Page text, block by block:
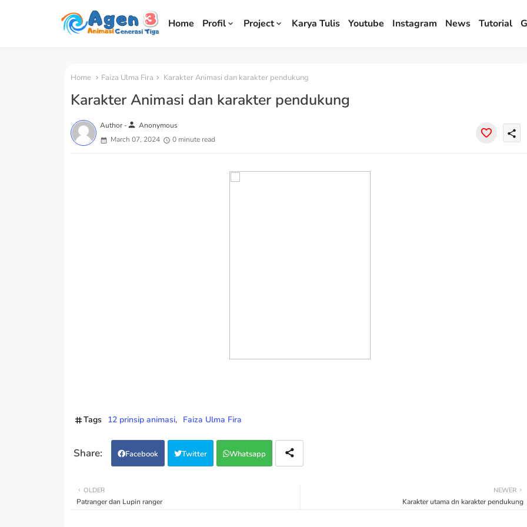
Home Profil Project Karya Tulis Youtube Instagram News Tutorial
Home Faiza Ulma Fira Karakter Animasi dan karakter pendukung
Karakter Animasi dan karakter pendukung
Author -person Anonymous
March 07, 2024
0 minute read
share
Tags 12 prinsip animasi Faiza Ulma Fira
Facebook Twitter Whatsapp
NEWER
Karakter utama dn karakter pendukung
OLDER
Patranger dan Lupin ranger